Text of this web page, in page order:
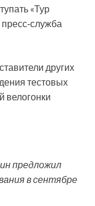
«Тур
других
тестовых
велогонки
предложил
в сентябре